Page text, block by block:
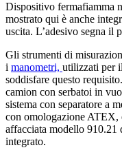
Dispositivo fermafiamma
mostrato qui è anche
uscita. L’adesivo segna il
Gli strumenti di
i manometri, utilizzati per
soddisfare questo
camion con serbatoi in
sistema con separatore a
con omologazione ATEX,
affacciata modello 910.21
integrato.